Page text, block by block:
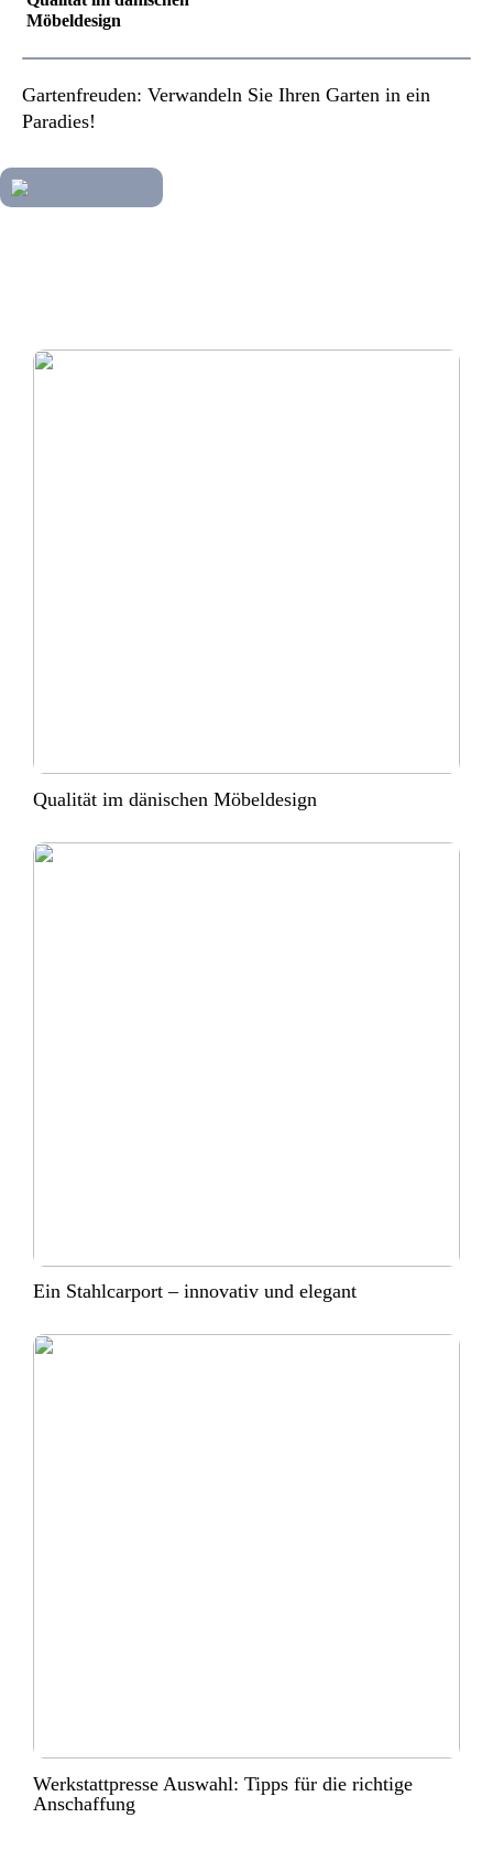
Möbeldesign
Gartenfreuden: Verwandeln Sie Ihren Garten in ein
Paradies!
Qualität im dänischen Möbeldesign
Ein Stahlcarport – innovativ und elegant
Werkstattpresse Auswahl: Tipps für die richtige
Anschaffung